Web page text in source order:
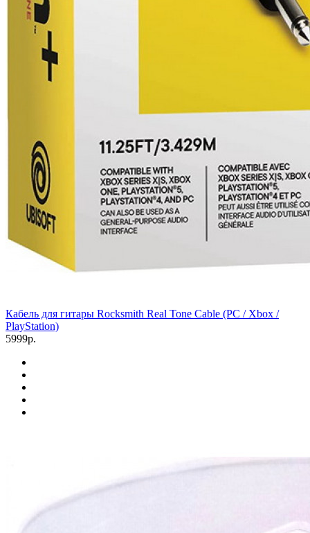
Кабель для гитары Rocksmith Real Tone Cable (PC / Xbox /
PlayStation)
5999р.